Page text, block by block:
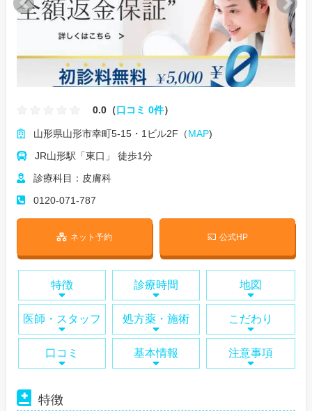
0.0（ 口コミ 0件）
山形県山形市幸町5-15・1ビル2F（MAP)
JR山形駅「東口」 徒歩1分
診療科目：皮膚科
0120-071-787
ネット予約 公式HP
特徴 診療時間 地図
医師・スタッフ 処方薬・施術 こだわり
口コミ 基本情報 注意事項
特徴